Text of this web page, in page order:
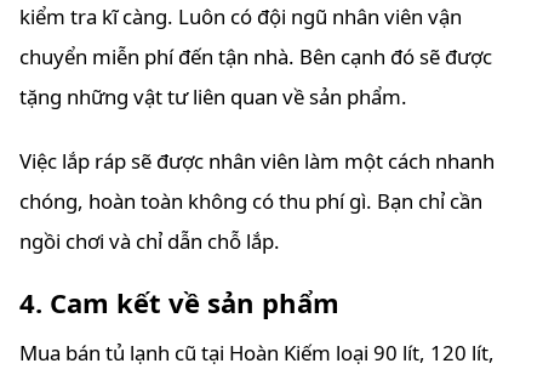
kiểm tra kĩ càng. Luôn có đội ngũ nhân viên vận
chuyển miễn phí đến tận nhà. Bên cạnh đó sẽ được
tặng những vật tư liên quan về sản phẩm.
Việc lắp ráp sẽ được nhân viên làm một cách nhanh
chóng, hoàn toàn không có thu phí gì. Bạn chỉ cần
ngồi chơi và chỉ dẫn chỗ lắp.
4. Cam kết về sản phẩm
Mua bán tủ lạnh cũ tại Hoàn Kiếm loại 90 lít, 120 lít,